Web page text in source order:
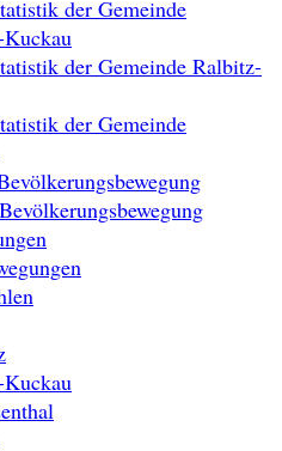
der Gemeinde
der Gemeinde Ralbitz-
der Gemeinde